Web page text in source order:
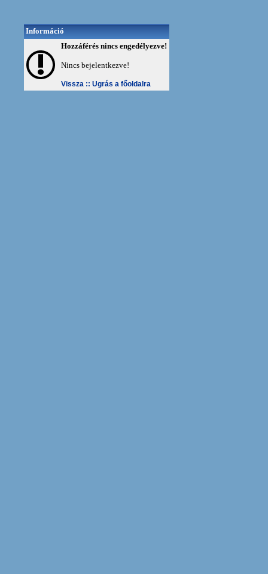
Információ
Hozzáférés nincs engedélyezve!
Nincs bejelentkezve!
Vissza :: Ugrás a főoldalra